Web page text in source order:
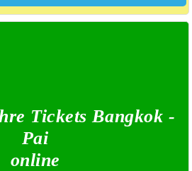
Tickets Bangkok -
Pai
online